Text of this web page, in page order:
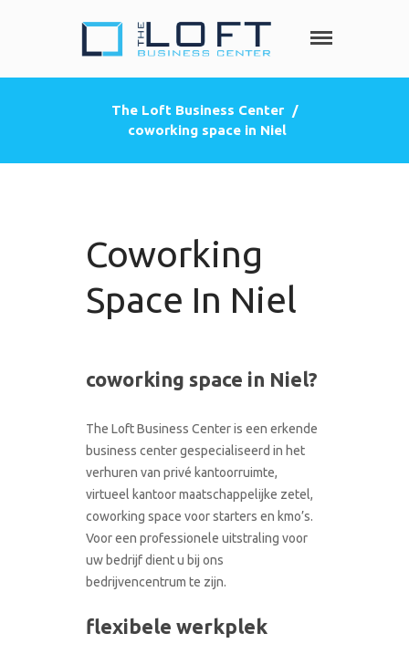
HOME
Co-working space
Coaching / Consulting
RONDLEIDING BOEKEN
The Loft
Business
co-working
The Loft Business Center
/
coworking space in Niel
Coworking
Space In Niel
coworking space in Niel?
The Loft Business Center is een erkende
business center gespecialiseerd in het
verhuren van privé kantoorruimte,
virtueel kantoor maatschappelijke zetel,
coworking space voor starters en kmo’s.
Voor een professionele uitstraling voor
uw bedrijf dient u bij ons
bedrijvencentrum te zijn.
flexibele werkplek